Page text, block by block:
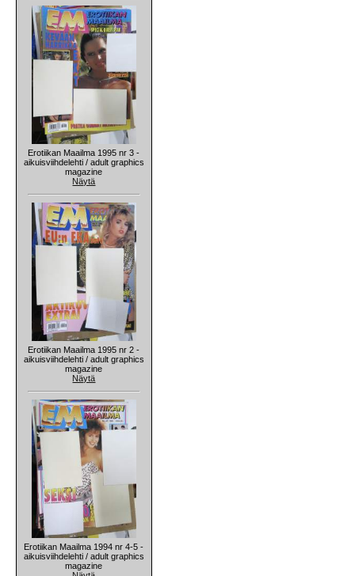
Erotiikan Maailma 1995 nr 3 -
aikuisviihdelehti / adult graphics
magazine
Näytä
Erotiikan Maailma 1995 nr 2 -
aikuisviihdelehti / adult graphics
magazine
Näytä
Erotiikan Maailma 1994 nr 4-5 -
aikuisviihdelehti / adult graphics
magazine